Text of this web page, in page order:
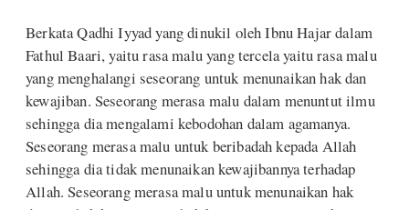
Berkata Qadhi Iyyad yang dinukil oleh Ibnu Hajar dalam
Fathul Baari, yaitu rasa malu yang tercela yaitu rasa malu
yang menghalangi seseorang untuk menunaikan hak dan
kewajiban. Seseorang merasa malu dalam menuntut ilmu
sehingga dia mengalami kebodohan dalam agamanya.
Seseorang merasa malu untuk beribadah kepada Allah
sehingga dia tidak menunaikan kewajibannya terhadap
Allah. Seseorang merasa malu untuk menunaikan hak